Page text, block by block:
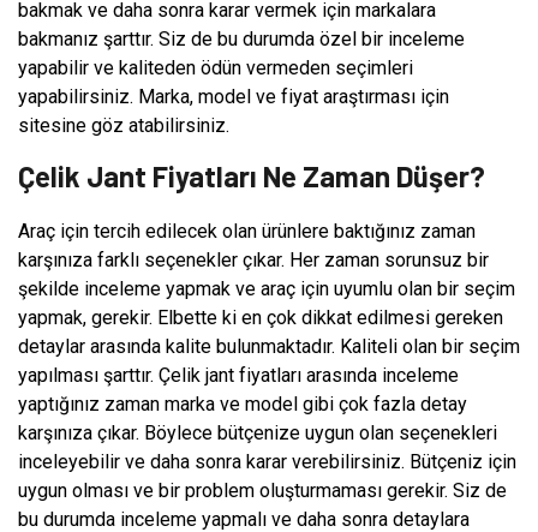
bakmak ve daha sonra karar vermek için markalara
bakmanız şarttır. Siz de bu durumda özel bir inceleme
yapabilir ve kaliteden ödün vermeden seçimleri
yapabilirsiniz. Marka, model ve fiyat araştırması için
sitesine göz atabilirsiniz.
Çelik Jant Fiyatları Ne Zaman Düşer?
Araç için tercih edilecek olan ürünlere baktığınız zaman
karşınıza farklı seçenekler çıkar. Her zaman sorunsuz bir
şekilde inceleme yapmak ve araç için uyumlu olan bir seçim
yapmak, gerekir. Elbette ki en çok dikkat edilmesi gereken
detaylar arasında kalite bulunmaktadır. Kaliteli olan bir seçim
yapılması şarttır. Çelik jant fiyatları arasında inceleme
yaptığınız zaman marka ve model gibi çok fazla detay
karşınıza çıkar. Böylece bütçenize uygun olan seçenekleri
inceleyebilir ve daha sonra karar verebilirsiniz. Bütçeniz için
uygun olması ve bir problem oluşturmaması gerekir. Siz de
bu durumda inceleme yapmalı ve daha sonra detaylara